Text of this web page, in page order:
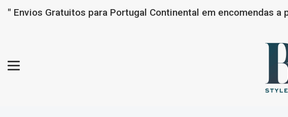
" Envios Gratuitos para Portugal Continental em encomendas